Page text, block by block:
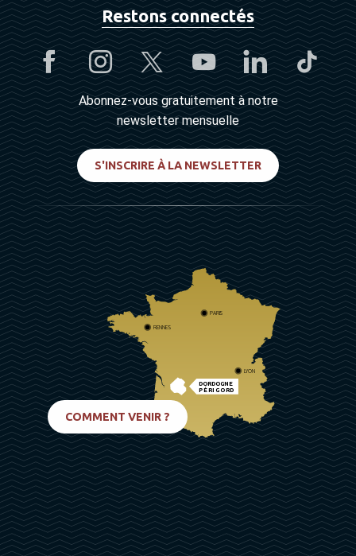
Restons connectés
Abonnez-vous gratuitement à notre
newsletter mensuelle
S'INSCRIRE À LA NEWSLETTER
DORDOGNE
PÉRIGORD
PARIS
RENNES
LYON
COMMENT VENIR ?